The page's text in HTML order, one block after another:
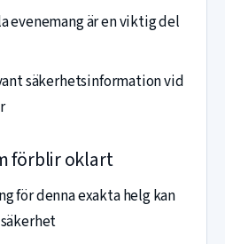
evenemang är en viktig del
säkerhetsinformation vid
förblir oklart
för denna exakta helg kan